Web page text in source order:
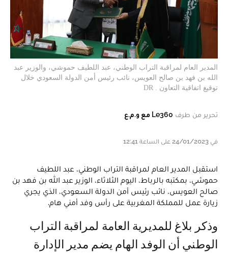
المدير العام لمراقبة التراب الوطني، عبد اللطيف حموشي، والوزير عبد
الله بن فهد بن صالح العويس، نائب رئيس أمن الدولة السعودي خلال
توقيع اتفاقية التعاون . DR
تحرير من طرف Le360 مع و.م.ع
في 24/01/2023 على الساعة 12:41
استقبل المدير العام لمراقبة التراب الوطني، عبد اللطيف
حموشي، بمكتبه بالرباط، اليوم الثلاثاء، الوزير عبد الله بن فهد بن
صالح العويس، نائب رئيس أمن الدولة السعودي، الذي يجري
زيارة عمل للمملكة المغربية على رأس وفد أمني هام.
وذكر بلاغ للمديرية العامة لمراقبة التراب
الوطني أن الوفد الهام يضم مدير الإدارة